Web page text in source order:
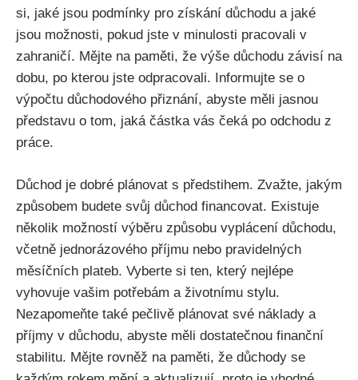
si, jaké jsou podmínky pro získání důchodu a jaké
jsou možnosti, pokud jste v minulosti pracovali v
zahraničí. Mějte na paměti, že výše důchodu závisí na
dobu, po kterou jste odpracovali. Informujte se o
výpočtu důchodového přiznání, abyste měli jasnou
představu o tom, jaká částka vás čeká po odchodu z
práce.
Důchod je dobré plánovat s předstihem. Zvažte, jakým
způsobem budete svůj důchod financovat. Existuje
několik možností výběru způsobu vyplácení důchodu,
včetně jednorázového příjmu nebo pravidelných
měsíčních plateb. Vyberte si ten, který nejlépe
vyhovuje vašim potřebám a životnímu stylu.
Nezapomeňte také pečlivě plánovat své náklady a
příjmy v důchodu, abyste měli dostatečnou finanční
stabilitu. Mějte rovněž na paměti, že důchody se